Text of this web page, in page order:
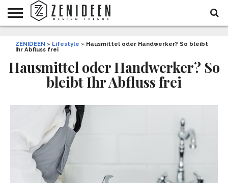
INNENDESIGN
ARCHITEKTUR
GARTEN
UND
LIFESTYLE
DEKO
&
DIY
STYLE
REZEPTE
GESUNDHEIT
WEIHNACHTEN
ZENIDEEN » Lifestyle » Hausmittel oder Handwerker? So bleibt
Ihr Abfluss frei
Hausmittel oder Handwerker? So
bleibt Ihr Abfluss frei